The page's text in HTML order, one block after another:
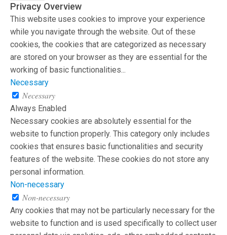
Privacy Overview
This website uses cookies to improve your experience
while you navigate through the website. Out of these
cookies, the cookies that are categorized as necessary
are stored on your browser as they are essential for the
working of basic functionalities...
Necessary
Necessary
Always Enabled
Necessary cookies are absolutely essential for the
website to function properly. This category only includes
cookies that ensures basic functionalities and security
features of the website. These cookies do not store any
personal information.
Non-necessary
Non-necessary
Any cookies that may not be particularly necessary for the
website to function and is used specifically to collect user